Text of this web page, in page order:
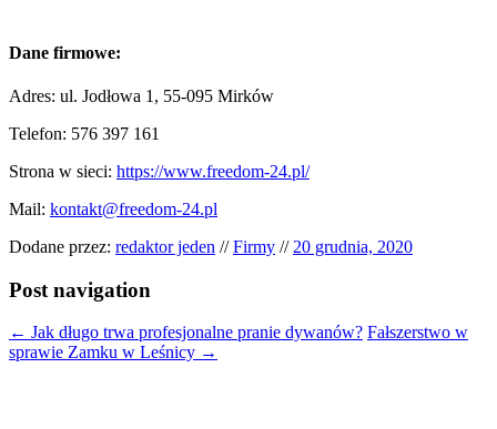
Dane firmowe:
Adres: ul. Jodłowa 1, 55-095 Mirków
Telefon: 576 397 161
Strona w sieci: https://www.freedom-24.pl/
Mail: kontakt@freedom-24.pl
Dodane przez: redaktor jeden // Firmy // 20 grudnia, 2020
Post navigation
← Jak długo trwa profesjonalne pranie dywanów? Fałszerstwo w
sprawie Zamku w Leśnicy →